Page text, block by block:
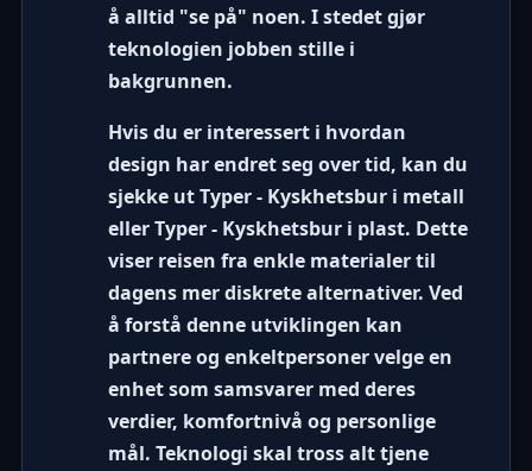
å alltid "se på" noen. I stedet gjør
teknologien jobben stille i
bakgrunnen.
Hvis du er interessert i hvordan
design har endret seg over tid, kan du
sjekke utTyper - Kyskhetsbur i metall
ellerTyper - Kyskhetsbur i plast. Dette
viser reisen fra enkle materialer til
dagens mer diskrete alternativer. Ved
å forstå denne utviklingen kan
partnere og enkeltpersoner velge en
enhet som samsvarer med deres
verdier, komfortnivå og personlige
mål. Teknologi skal tross alt tjene